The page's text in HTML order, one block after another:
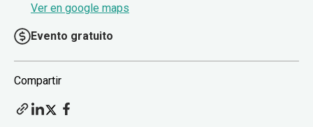
Ver en google maps
Evento gratuito
Compartir